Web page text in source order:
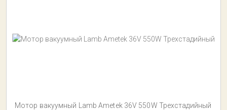
Мотор вакуумный Lamb Ametek 36V 550W Трехстадийный